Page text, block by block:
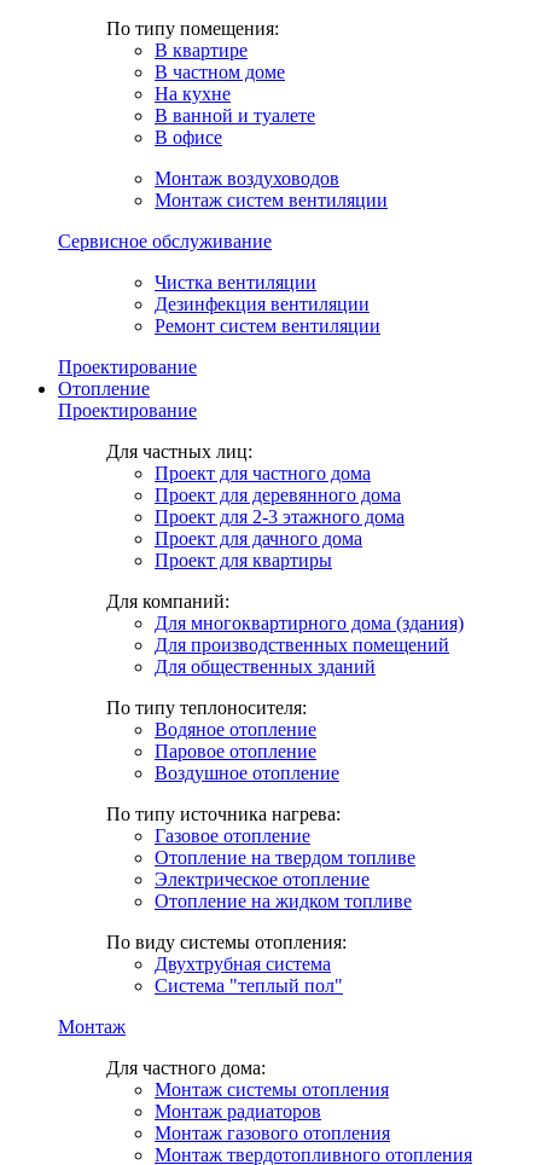
По типу помещения:
В квартире
В частном доме
На кухне
В ванной и туалете
В офисе
Монтаж воздуховодов
Монтаж систем вентиляции
Сервисное обслуживание
Чистка вентиляции
Дезинфекция вентиляции
Ремонт систем вентиляции
Проектирование
Отопление
Проектирование
Для частных лиц:
Проект для частного дома
Проект для деревянного дома
Проект для 2-3 этажного дома
Проект для дачного дома
Проект для квартиры
Для компаний:
Для многоквартирного дома (здания)
Для производственных помещений
Для общественных зданий
По типу теплоносителя:
Водяное отопление
Паровое отопление
Воздушное отопление
По типу источника нагрева:
Газовое отопление
Отопление на твердом топливе
Электрическое отопление
Отопление на жидком топливе
По виду системы отопления:
Двухтрубная система
Система "теплый пол"
Монтаж
Для частного дома:
Монтаж системы отопления
Монтаж радиаторов
Монтаж газового отопления
Монтаж твердотопливного отопления